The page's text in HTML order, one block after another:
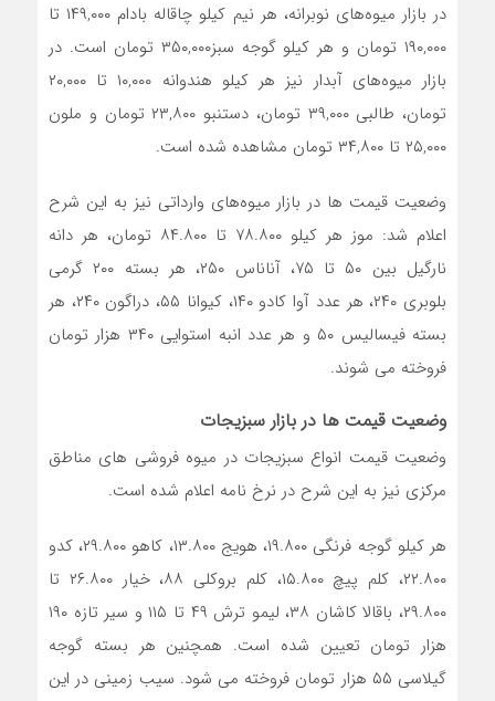
در بازار میوه‌های نوبرانه، هر نیم کیلو چاقاله بادام ۱۴۹,۰۰۰ تا
۱۹۰,۰۰۰ تومان و هر کیلو گوجه سبز۳۵۰,۰۰۰ تومان است. در
بازار میوه‌های آبدار نیز هر کیلو هندوانه ۱۰,۰۰۰ تا ۲۰,۰۰۰
تومان، طالبی ۳۹,۰۰۰ تومان، دستنبو ۲۳,۸۰۰ تومان و ملون
۲۵,۰۰۰ تا ۳۴,۸۰۰ تومان مشاهده شده است.
وضعیت قیمت ها در بازار میوه‌های وارداتی نیز به این شرح
اعلام شد: موز هر کیلو ۷۸.۸۰۰ تا ۸۴.۸۰۰ تومان، هر دانه
نارگیل بین ۵۰ تا ۷۵، آناناس ۲۵۰، هر بسته ۲۰۰ گرمی
بلوبری ۲۴۰، هر عدد آوا کادو ۱۴۰، کیوانا ۵۵، دراگون ۲۴۰، هر
بسته فیسالیس ۵۰ و هر عدد انبه استوایی ۳۴۰ هزار تومان
فروخته می شوند.
وضعیت قیمت ها در بازار سبزیجات
وضعیت قیمت انواع سبزیجات در میوه فروشی‌ های مناطق
مرکزی نیز به این شرح در نرخ نامه اعلام شده است.
هر کیلو گوجه فرنگی ۱۹.۸۰۰، هویج ۱۳.۸۰۰، کاهو ۲۹.۸۰۰، کدو
۲۲.۸۰۰، کلم پیچ ۱۵.۸۰۰، کلم بروکلی ۸۸، خیار ۲۶.۸۰۰ تا
۲۹.۸۰۰، باقالا کاشان ۳۸، لیمو ترش ۴۹ تا ۱۱۵ و سیر تازه ۱۹۰
هزار تومان تعیین شده است. همچنین هر بسته گوجه
گیلاسی ۵۵ هزار تومان فروخته می شود. سیب زمینی در این